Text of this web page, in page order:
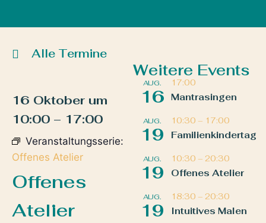
Alle Termine
16 Oktober um
10:00 – 17:00
Veranstaltungsserie:
Offenes Atelier
Offenes
Atelier
Weitere Events
AUG.
16
17:00
Mantrasingen
AUG.
19
10:30 – 17:00
Familienkindertag
AUG.
19
10:30 – 20:30
Offenes Atelier
AUG.
19
18:30 – 20:30
Intuitives Malen